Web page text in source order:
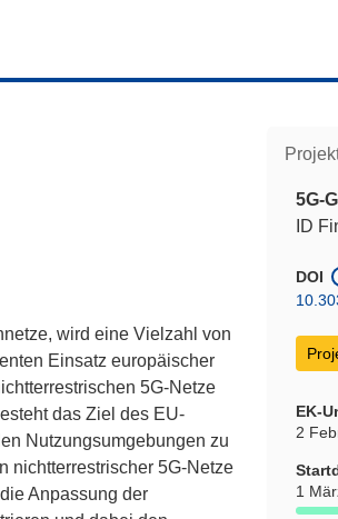
5G-
ID
DOI
EK-
2
1
wird eine Vielzahl von
Einsatz europäischer
5G-Netze
das Ziel des EU-
Nutzungsumgebungen zu
nichtterrestrischer 5G-Netze
Anpassung der